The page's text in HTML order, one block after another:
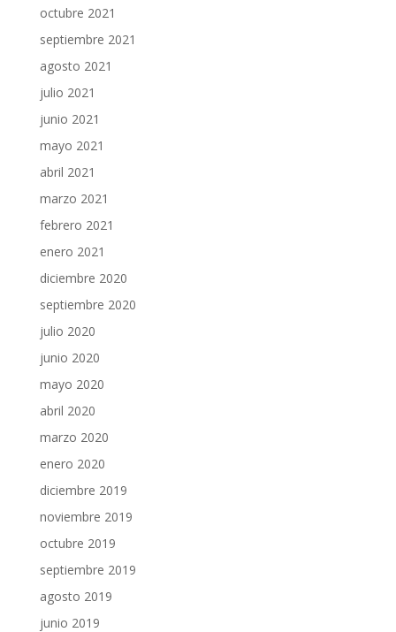
octubre 2021
septiembre 2021
agosto 2021
julio 2021
junio 2021
mayo 2021
abril 2021
marzo 2021
febrero 2021
enero 2021
diciembre 2020
septiembre 2020
julio 2020
junio 2020
mayo 2020
abril 2020
marzo 2020
enero 2020
diciembre 2019
noviembre 2019
octubre 2019
septiembre 2019
agosto 2019
junio 2019